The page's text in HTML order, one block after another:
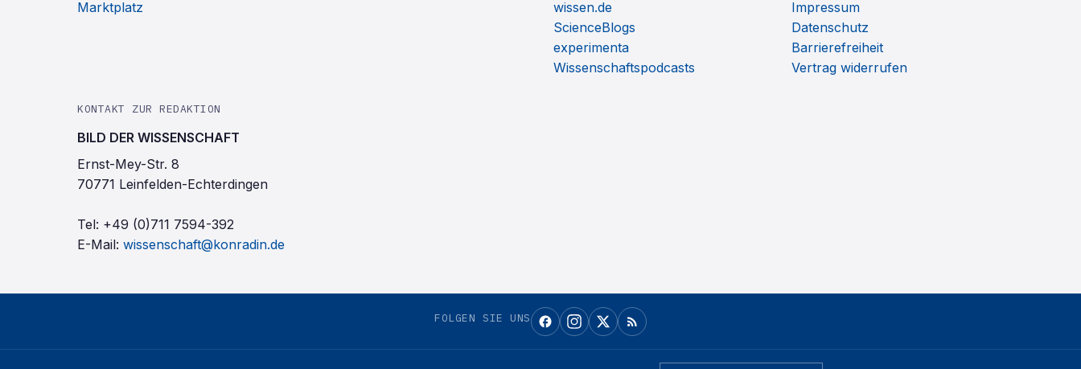
Marktplatz
wissen.de
ScienceBlogs
experimenta
Wissenschaftspodcasts
Impressum
Datenschutz
Barrierefreiheit
Vertrag widerrufen
KONTAKT ZUR REDAKTION
BILD DER WISSENSCHAFT
Ernst-Mey-Str. 8
70771 Leinfelden-Echterdingen
Tel: +49 (0)711 7594-392
E-Mail: wissenschaft@konradin.de
FOLGEN SIE UNS